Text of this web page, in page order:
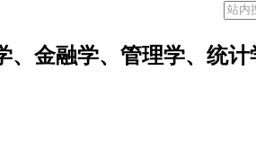
金融学、管理学、统